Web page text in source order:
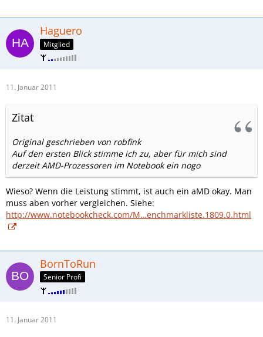
Haguero
Mitglied
11. Januar 2011
Zitat
Original geschrieben von robfink
Auf den ersten Blick stimme ich zu, aber für mich sind
derzeit AMD-Prozessoren im Notebook ein nogo
Wieso? Wenn die Leistung stimmt, ist auch ein aMD okay. Man
muss aben vorher vergleichen. Siehe:
http://www.notebookcheck.com/M…enchmarkliste.1809.0.html
BornToRun
Senior Profi
11. Januar 2011